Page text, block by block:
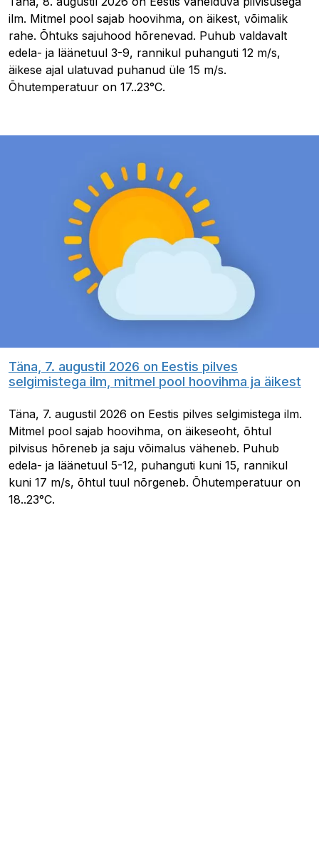
ilm. Mitmel pool sajab hoovihma, on äikest, võimalik
rahe. Õhtuks sajuhood hõrenevad. Puhub valdavalt
edela- ja läänetuul 3-9, rannikul puhanguti 12 m/s,
äikese ajal ulatuvad puhanud üle 15 m/s.
Õhutemperatuur on 17..23°C.
Täna, 7. augustil 2026 on Eestis pilves
selgimistega ilm, mitmel pool hoovihma ja äikest
Täna, 7. augustil 2026 on Eestis pilves selgimistega ilm.
Mitmel pool sajab hoovihma, on äikeseoht, õhtul
pilvisus hõreneb ja saju võimalus väheneb. Puhub
edela- ja läänetuul 5-12, puhanguti kuni 15, rannikul
kuni 17 m/s, õhtul tuul nõrgeneb. Õhutemperatuur on
18..23°C.